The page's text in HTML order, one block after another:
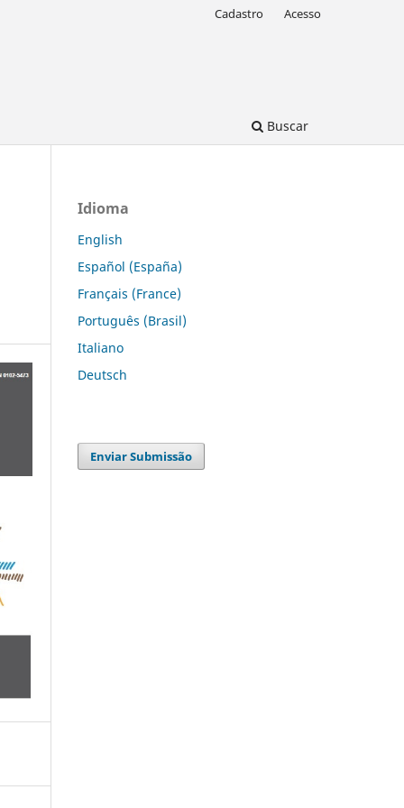
Buscar
Cadastro Acesso
Idioma
English
Español (España)
Français (France)
Português (Brasil)
Italiano
Deutsch
Enviar Submissão